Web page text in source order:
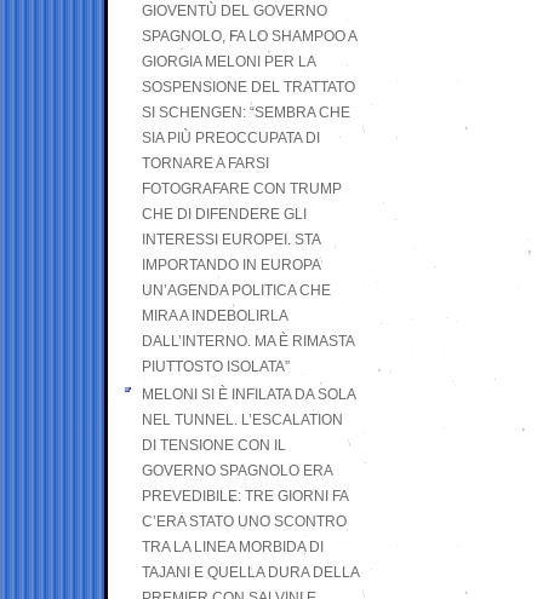
GIOVENTÙ DEL GOVERNO
SPAGNOLO, FA LO SHAMPOO A
GIORGIA MELONI PER LA
SOSPENSIONE DEL TRATTATO
SI SCHENGEN: “SEMBRA CHE
SIA PIÙ PREOCCUPATA DI
TORNARE A FARSI
FOTOGRAFARE CON TRUMP
CHE DI DIFENDERE GLI
INTERESSI EUROPEI. STA
IMPORTANDO IN EUROPA
UN’AGENDA POLITICA CHE
MIRA A INDEBOLIRLA
DALL’INTERNO. MA È RIMASTA
PIUTTOSTO ISOLATA”
MELONI SI È INFILATA DA SOLA
NEL TUNNEL. L’ESCALATION
DI TENSIONE CON IL
GOVERNO SPAGNOLO ERA
PREVEDIBILE: TRE GIORNI FA
C’ERA STATO UNO SCONTRO
TRA LA LINEA MORBIDA DI
TAJANI E QUELLA DURA DELLA